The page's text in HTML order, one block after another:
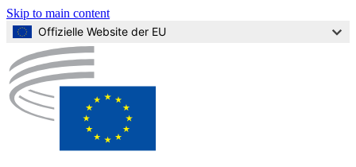
Skip to main content
Offizielle Website der EU